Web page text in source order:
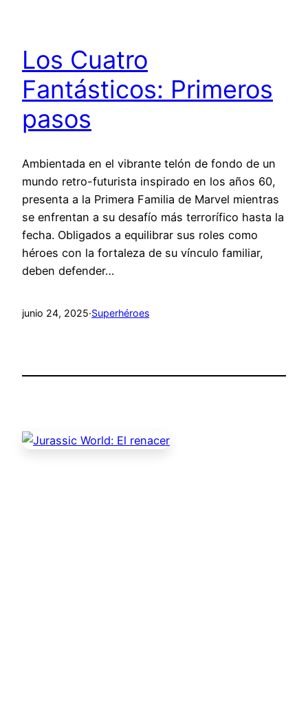
Los Cuatro
Fantásticos: Primeros
pasos
Ambientada en el vibrante telón de fondo de un
mundo retro-futurista inspirado en los años 60,
presenta a la Primera Familia de Marvel mientras
se enfrentan a su desafío más terrorífico hasta la
fecha. Obligados a equilibrar sus roles como
héroes con la fortaleza de su vínculo familiar,
deben defender…
junio 24, 2025·Superhéroes